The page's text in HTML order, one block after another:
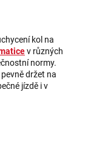
kol na
v různých
normy.
držet na
jízdě i v